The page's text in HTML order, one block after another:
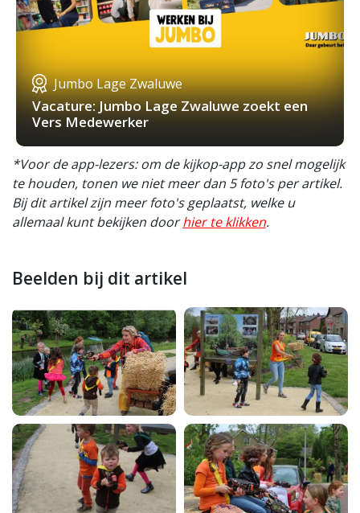
Jumbo Lage Zwaluwe
Vacature: Jumbo Lage Zwaluwe zoekt een
Vers Medewerker
*Voor de app-lezers: om de kijkop-app zo snel mogelijk
te houden, tonen we niet meer dan 5 foto's per artikel.
Bij dit artikel zijn meer foto's geplaatst, welke u
allemaal kunt bekijken doorhier te klikken.
Beelden bij dit artikel